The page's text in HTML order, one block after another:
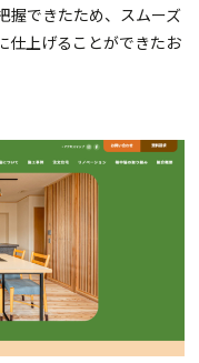
握できたため、スムーズ
仕上げることができたお